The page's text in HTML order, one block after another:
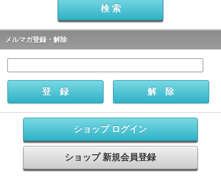
メルマガ登録・解除
ショップ ログイン
ショップ 新規会員登録